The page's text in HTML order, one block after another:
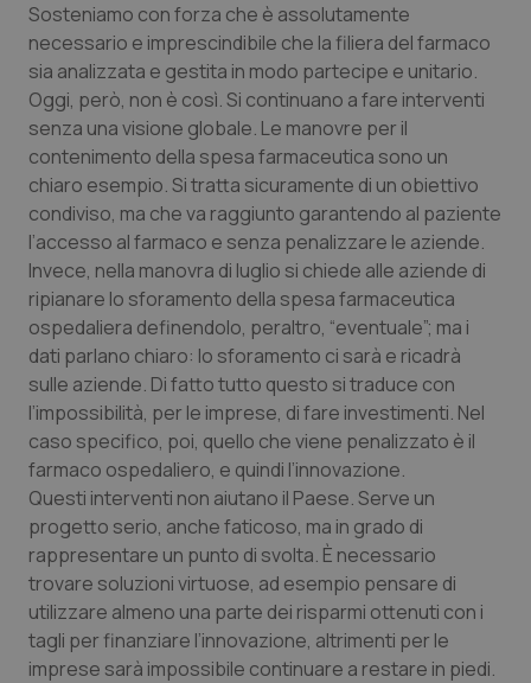
Sicilia
Toscana
Umbria
Valle D’Aosta
Veneto
Neuroscienze & patologie neurodegenerative
Obesità
Oftalmologia
Oncodermatologia
Oncoematologia
Oncologia & Nutrizione
Psoriasi & pelle
Quotidiano Cardiologia
Quotidiano Chirurgia
Quotidiano Oncologia
Quotidiano Pediatria
Sosteniamo con forza che è assolutamente
necessario e imprescindibile che la filiera del farmaco
sia analizzata e gestita in modo partecipe e unitario.
Oggi, però, non è così. Si continuano a fare interventi
senza una visione globale. Le manovre per il
contenimento della spesa farmaceutica sono un
chiaro esempio. Si tratta sicuramente di un obiettivo
condiviso, ma che va raggiunto garantendo al paziente
l’accesso al farmaco e senza penalizzare le aziende.
Invece, nella manovra di luglio si chiede alle aziende di
ripianare lo sforamento della spesa farmaceutica
ospedaliera definendolo, peraltro, “eventuale”; ma i
dati parlano chiaro: lo sforamento ci sarà e ricadrà
sulle aziende. Di fatto tutto questo si traduce con
l’impossibilità, per le imprese, di fare investimenti. Nel
caso specifico, poi, quello che viene penalizzato è il
farmaco ospedaliero, e quindi l’innovazione.
Questi interventi non aiutano il Paese. Serve un
progetto serio, anche faticoso, ma in grado di
rappresentare un punto di svolta. È necessario
trovare soluzioni virtuose, ad esempio pensare di
utilizzare almeno una parte dei risparmi ottenuti con i
tagli per finanziare l’innovazione, altrimenti per le
imprese sarà impossibile continuare a restare in piedi.